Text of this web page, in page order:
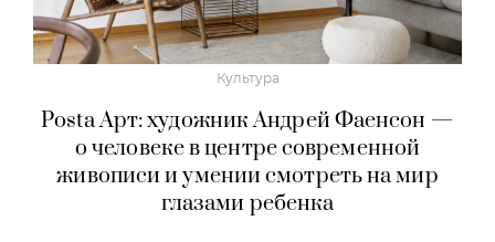
Культура
Posta Арт: художник Андрей Фаенсон —
о человеке в центре современной
живописи и умении смотреть на мир
глазами ребенка